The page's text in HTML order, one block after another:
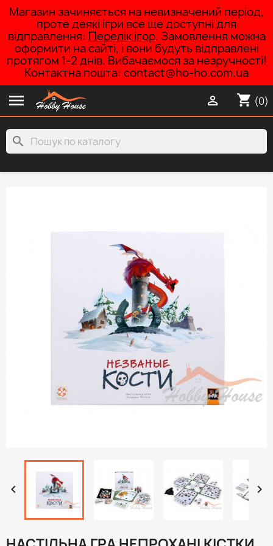
Магазин зачиняється на невизначений період,
проте деякі ігри все ще доступні для
відправлення: Перелік ігор. Замовлення можна
оформити на сайті, і вони будуть відправлені
протягом 1-2 днів. Вибачаємося за незручності!
Контактна пошта: contact@ho-ho.com.ua
 shopping_cart (0)

search
 